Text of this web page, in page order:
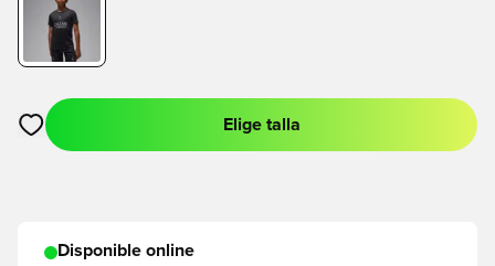
Abre un modal para iniciar sesión o registrarse como miembro
Elige talla
Disponible online